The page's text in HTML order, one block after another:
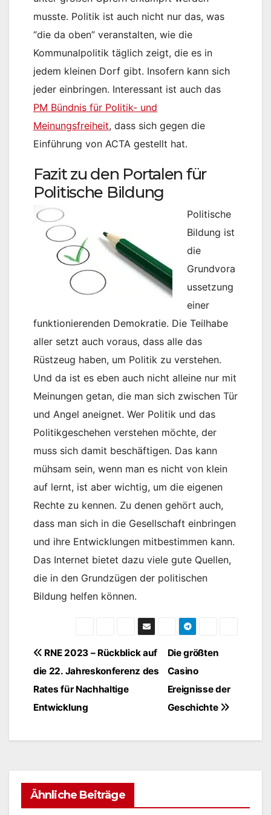
musste. Politik ist auch nicht nur das, was
“die da oben” veranstalten, wie die
Kommunalpolitik täglich zeigt, die es in
jedem kleinen Dorf gibt. Insofern kann sich
jeder einbringen. Interessant ist auch das
PM Bündnis für Politik- und
Meinungsfreiheit, dass sich gegen die
Einführung von ACTA gestellt hat.
Fazit zu den Portalen für
Politische Bildung
Politische
Bildung ist
die
Grundvora
ussetzung
einer
funktionierenden Demokratie. Die Teilhabe
aller setzt auch voraus, dass alle das
Rüstzeug haben, um Politik zu verstehen.
Und da ist es eben auch nicht alleine nur mit
Meinungen getan, die man sich zwischen Tür
und Angel aneignet. Wer Politik und das
Politikgeschehen verstehen möchte, der
muss sich damit beschäftigen. Das kann
mühsam sein, wenn man es nicht von klein
auf lernt, ist aber wichtig, um die eigenen
Rechte zu kennen. Zu denen gehört auch,
dass man sich in die Gesellschaft einbringen
und ihre Entwicklungen mitbestimmen kann.
Das Internet bietet dazu viele gute Quellen,
die in den Grundzügen der politischen
Bildung helfen können.
Beitragsnavigation
Die größten
Casino
Ereignisse der
Geschichte
RNE 2023 – Rückblick auf
die 22. Jahreskonferenz des
Rates für Nachhaltige
Entwicklung
Ähnliche Beiträge